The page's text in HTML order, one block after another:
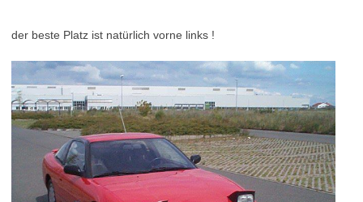
der beste Platz ist natürlich vorne links !